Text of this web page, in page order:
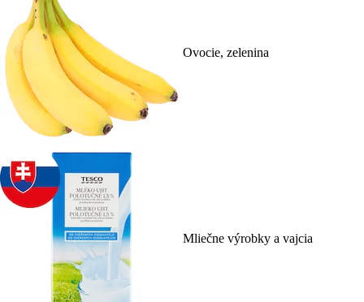
Ovocie, zelenina
Mliečne výrobky a vajcia